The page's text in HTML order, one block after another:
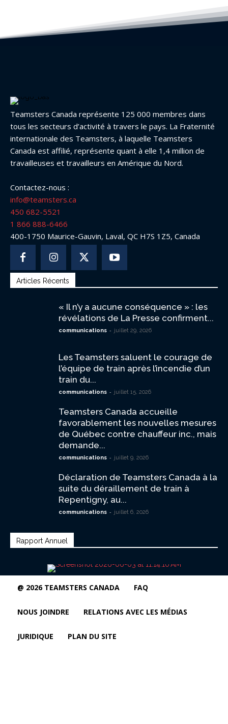
Teamsters Canada représente 125 000 membres dans
tous les secteurs d’activité à travers le pays. La Fraternité
internationale des Teamsters, à laquelle Teamsters
Canada est affilié, représente quant à elle 1,4 million de
travailleuses et travailleurs en Amérique du Nord.
Contactez-nous :
info@teamsters.ca
450 682-5521
1 866 888-6466
400-1750 Maurice-Gauvin, Laval, QC H7S 1Z5, Canada
Articles Récents
« Il n’y a aucune conséquence » : les
révélations de La Presse confirment...
communications - juillet 29, 2026
Les Teamsters saluent le courage de
l’équipe de train après l’incendie d’un
train du...
communications - juillet 15, 2026
Teamsters Canada accueille
favorablement les nouvelles mesures
de Québec contre chauffeur inc., mais
demande...
communications - juillet 9, 2026
Déclaration de Teamsters Canada à la
suite du déraillement de train à
Repentigny, au...
communications - juillet 6, 2026
Rapport Annuel
@ 2026 TEAMSTERS CANADA FAQ
NOUS JOINDRE RELATIONS AVEC LES MÉDIAS
JURIDIQUE PLAN DU SITE